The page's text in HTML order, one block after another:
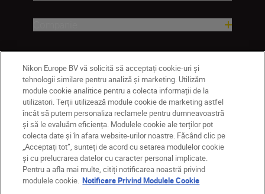
RO Nikon Sites
Contactaţi-ne
Politică de confidențialitate
Termeni de utilizare
Notificare privind modulele cookie
Setări cookie
Nikon Europe BV vă solicită să acceptați cookie-uri și
tehnologii similare pentru analiză și marketing. Utilizăm
module cookie analitice pentru a colecta informații de la
utilizatori. Terții utilizează module cookie de marketing astfel
încât să putem personaliza reclamele pentru dumneavoastră
și să le evaluăm eficiența. Modulele cookie ale terților pot
colecta date și în afara website-urilor noastre. Făcând clic pe
„Acceptați tot”, sunteți de acord cu setarea modulelor cookie
și cu prelucrarea datelor cu caracter personal implicate.
Pentru a afla mai multe, citiți notificarea noastră privind
modulele cookie. Notificare Privind Modulele Cookie